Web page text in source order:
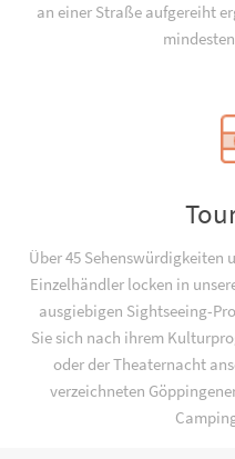
an einer Straße aufgereiht
Über 45 Sehenswürdigkeiten
Einzelhändler locken in
ausgiebigen Sightseeing-
Sie sich nach ihrem
oder der Theaternacht
verzeichneten